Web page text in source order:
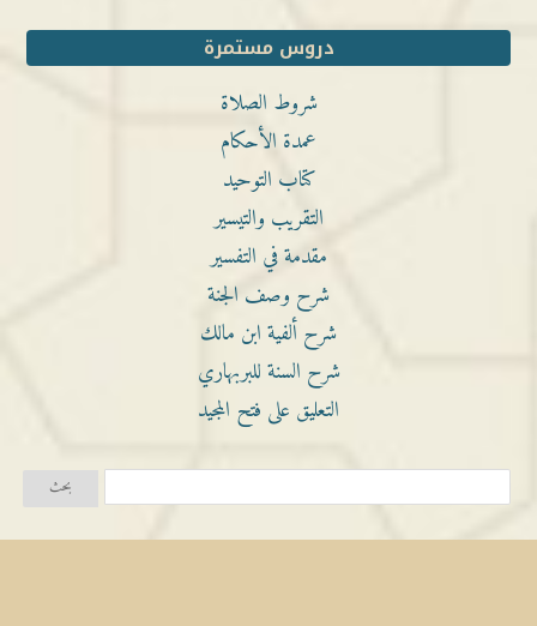
دروس مستمرة
شروط الصلاة
عمدة الأحكام
كتاب التوحيد
التقريب والتيسير
مقدمة في التفسير
شرح وصف الجنة
شرح ألفية ابن مالك
شرح السنة للبربهاري
التعليق على فتح المجيد